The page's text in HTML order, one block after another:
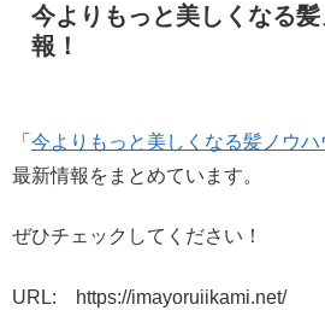
今よりもっと美しくなる
報！
「 今よりもっと美しくなる髪ノウハ
最新情報をまとめています。
ぜひチェックしてください！
URL: https://imayoruiikami.net/